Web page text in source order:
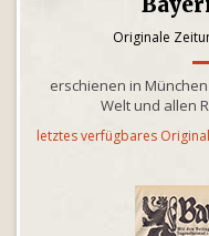
Originale
erschienen in
Welt und allen
letztes verfügbares